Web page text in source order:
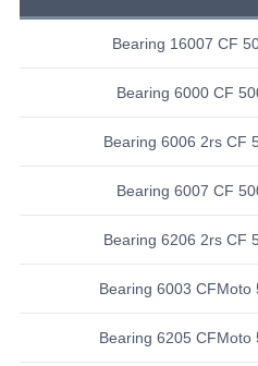
PLASTIC
ONDERDELEN
UNIVERSELE
BASHAN
Bearing 16007 CF
Bearing 6000 CF
Bearing 6006 2rs CF
Bearing 6007 CF
Bearing 6206 2rs CF
Bearing 6003 CFMoto
Bearing 6205 CFMoto